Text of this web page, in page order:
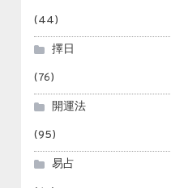
(44)
擇日
(76)
開運法
(95)
易占